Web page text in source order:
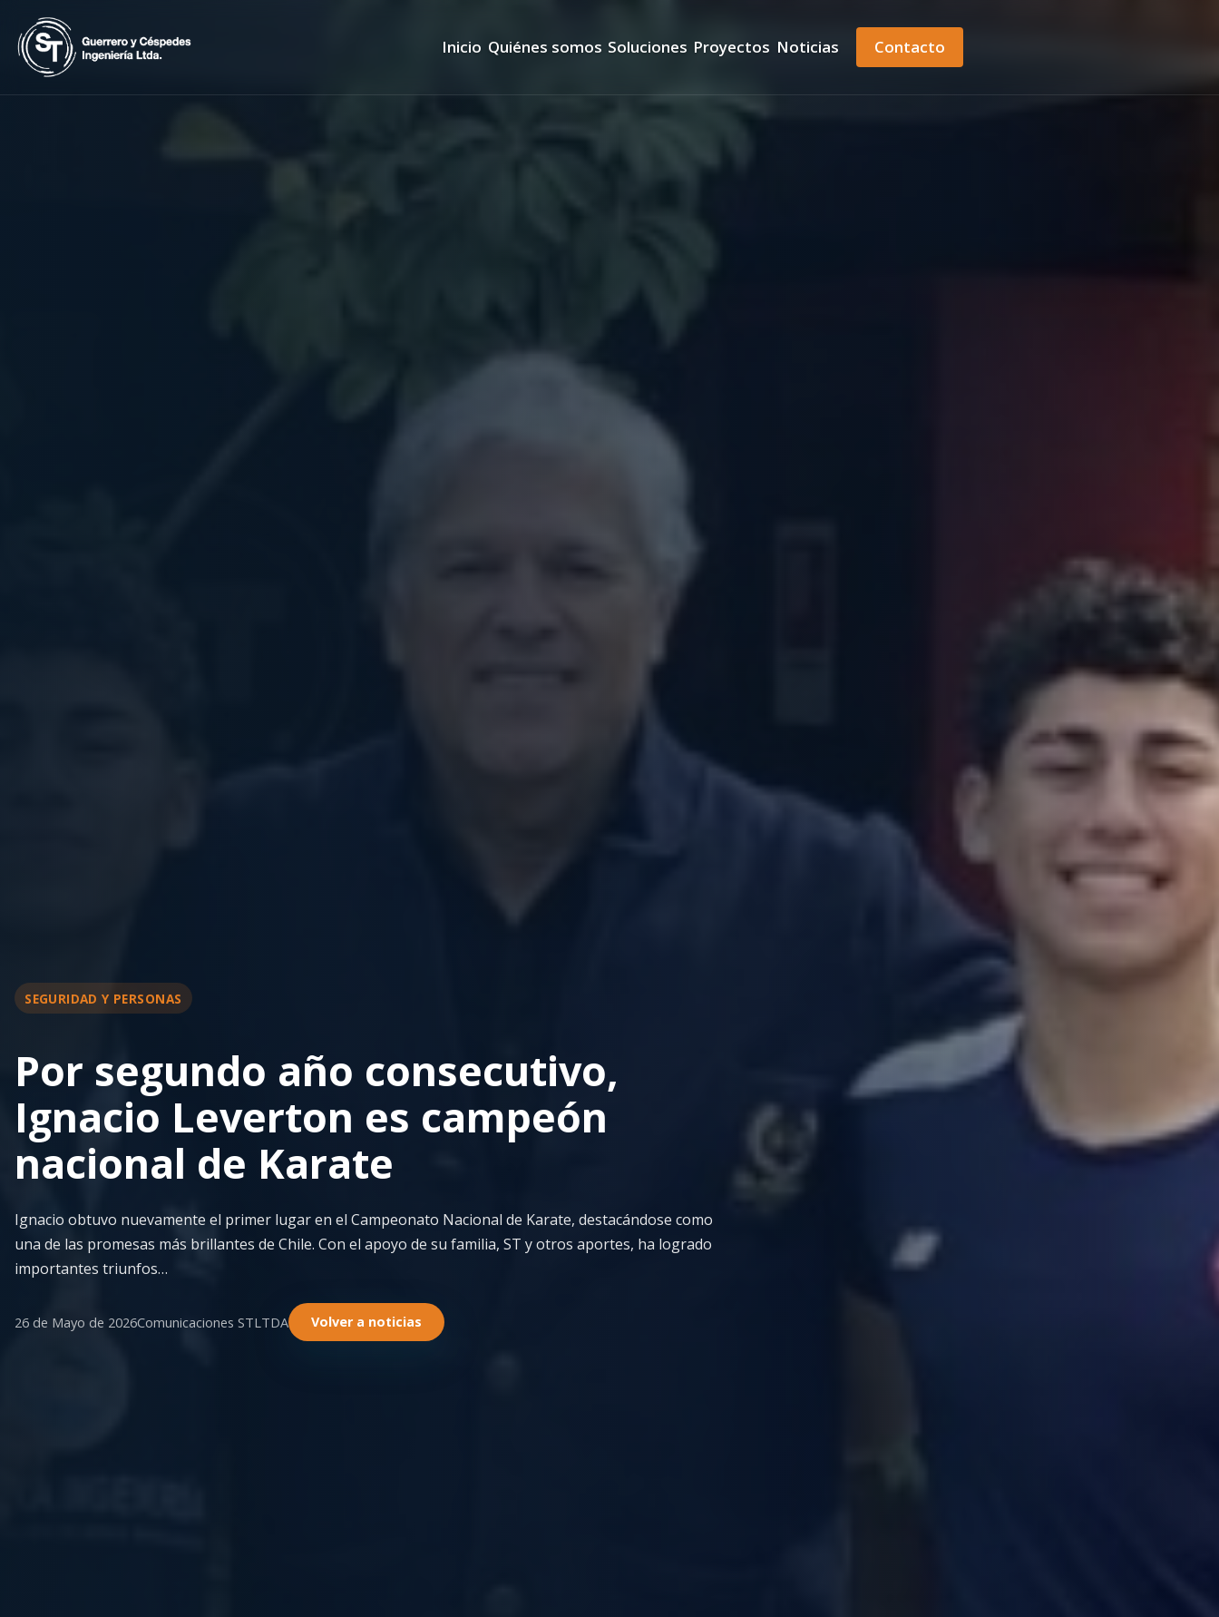
Inicio Quiénes somos Soluciones Proyectos Noticias Contacto
SEGURIDAD Y PERSONAS
Por segundo año consecutivo,
Ignacio Leverton es campeón
nacional de Karate
Ignacio obtuvo nuevamente el primer lugar en el Campeonato Nacional de Karate, destacándose como
una de las promesas más brillantes de Chile. Con el apoyo de su familia, ST y otros aportes, ha logrado
importantes triunfos…
26 de Mayo de 2026Comunicaciones STLTDA Volver a noticias